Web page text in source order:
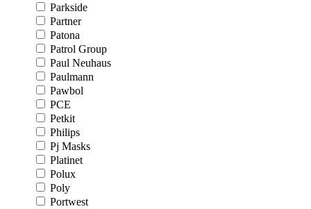
Parkside
Partner
Patona
Patrol Group
Paul Neuhaus
Paulmann
Pawbol
PCE
Petkit
Philips
Pj Masks
Platinet
Polux
Poly
Portwest